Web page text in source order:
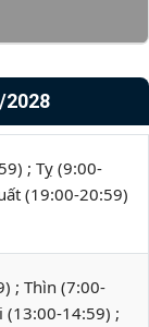
2028
; Tỵ (9:00-
(19:00-20:59)
; Thìn (7:00-
(13:00-14:59) ;